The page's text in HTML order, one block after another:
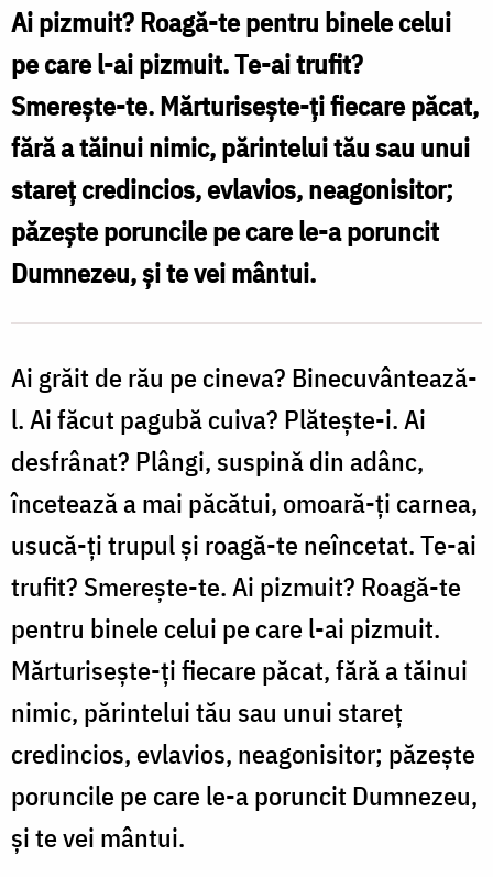
rău
pe
cineva?
Binecuvântează-
Foto:
Tudor
Zaporojanu
Ai pizmuit? Roagă-te pentru binele celui
pe care l-ai pizmuit. Te-ai trufit?
Smereşte-te. Mărturiseşte-ţi fiecare păcat,
fără a tăinui nimic, părintelui tău sau unui
stareţ credincios, evlavios, neagonisitor;
păzeşte poruncile pe care le-a poruncit
Dumnezeu, şi te vei mântui.
Ai grăit de rău pe cineva? Binecuvântează-
l. Ai făcut pagubă cuiva? Plăteşte-i. Ai
desfrânat? Plângi, suspină din adânc,
încetează a mai păcătui, omoară-ţi carnea,
usucă-ţi trupul şi roagă-te neîncetat. Te-ai
trufit? Smereşte-te. Ai pizmuit? Roagă-te
pentru binele celui pe care l-ai pizmuit.
Mărturiseşte-ţi fiecare păcat, fără a tăinui
nimic, părintelui tău sau unui stareţ
credincios, evlavios, neagonisitor; păzeşte
poruncile pe care le-a poruncit Dumnezeu,
şi te vei mântui.